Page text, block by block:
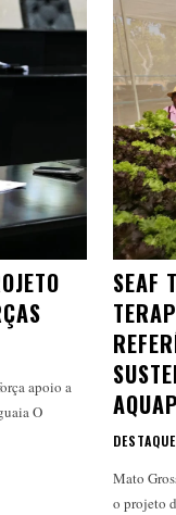
apoio a
O
SEAF
DESTAQUE
Mato
o projeto de aquaponia